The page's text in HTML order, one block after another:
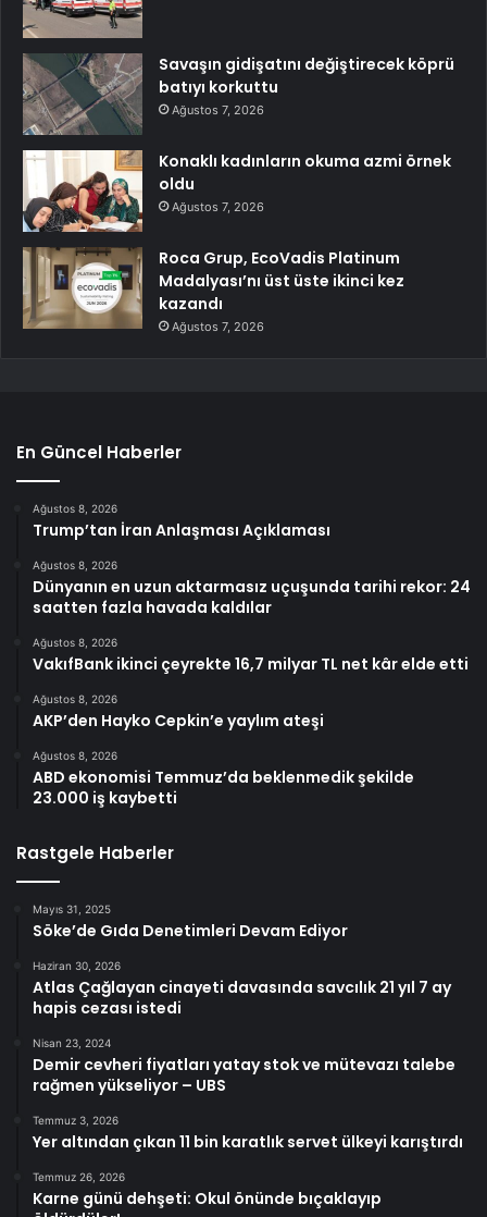
Savaşın gidişatını değiştirecek köprü
batıyı korkuttu
Ağustos 7, 2026
Konaklı kadınların okuma azmi örnek
oldu
Ağustos 7, 2026
Roca Grup, EcoVadis Platinum
Madalyası’nı üst üste ikinci kez
kazandı
Ağustos 7, 2026
En Güncel Haberler
Ağustos 8, 2026
Trump’tan İran Anlaşması Açıklaması
Ağustos 8, 2026
Dünyanın en uzun aktarmasız uçuşunda tarihi rekor: 24
saatten fazla havada kaldılar
Ağustos 8, 2026
VakıfBank ikinci çeyrekte 16,7 milyar TL net kâr elde etti
Ağustos 8, 2026
AKP’den Hayko Cepkin’e yaylım ateşi
Ağustos 8, 2026
ABD ekonomisi Temmuz’da beklenmedik şekilde
23.000 iş kaybetti
Rastgele Haberler
Mayıs 31, 2025
Söke’de Gıda Denetimleri Devam Ediyor
Haziran 30, 2026
Atlas Çağlayan cinayeti davasında savcılık 21 yıl 7 ay
hapis cezası istedi
Nisan 23, 2024
Demir cevheri fiyatları yatay stok ve mütevazı talebe
rağmen yükseliyor – UBS
Temmuz 3, 2026
Yer altından çıkan 11 bin karatlık servet ülkeyi karıştırdı
Temmuz 26, 2026
Karne günü dehşeti: Okul önünde bıçaklayıp